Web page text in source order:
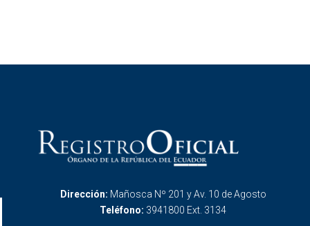
Dirección: Mañosca Nº 201 y Av. 10 de Agosto
Teléfono: 3941800 Ext. 3134